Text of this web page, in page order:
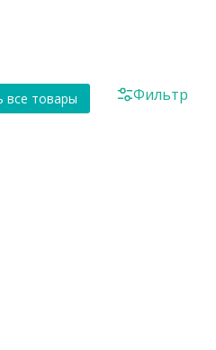
все товары Фильтр